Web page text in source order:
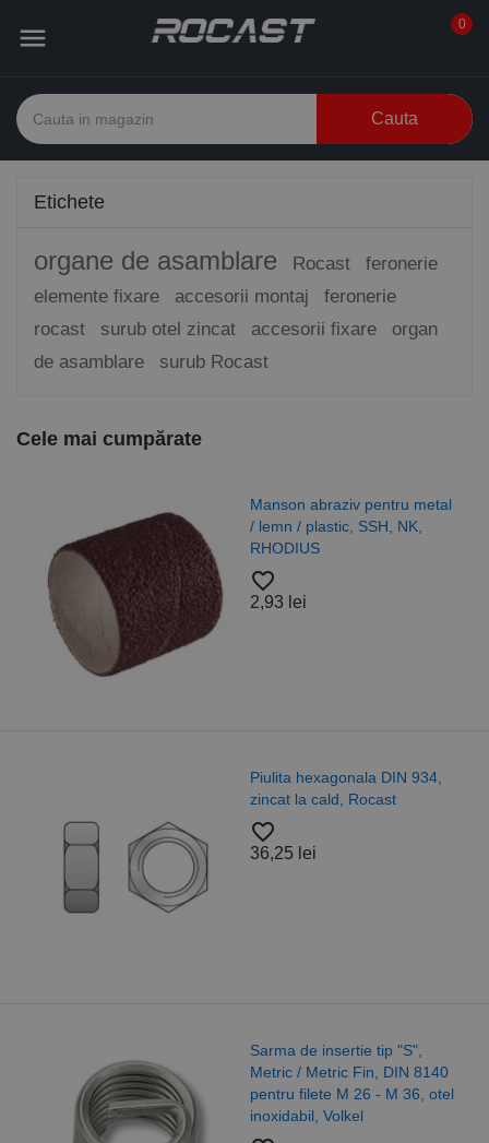
 0
Cauta
Etichete
organe de asamblare Rocast
feronerie
elemente fixare
accesorii montaj
feronerie
rocast
surub otel zincat accesorii fixare
organ
de asamblare
surub Rocast
Cele mai cumpărate
Fin, DIN 8140
26 - M 36, otel
Burghie
tip N, HSS-
Piulita
Saiba plata
125 ISO
A4/A2,